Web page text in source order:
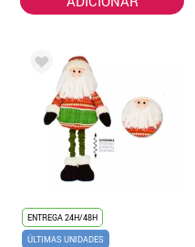
ENTREGA 24H/48H
ÚLTIMAS UNIDADES